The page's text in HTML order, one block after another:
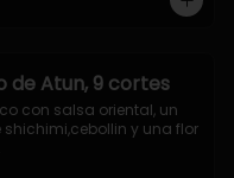
de Atun, 9 cortes
con salsa oriental, un
shichimi,cebollin y una flor